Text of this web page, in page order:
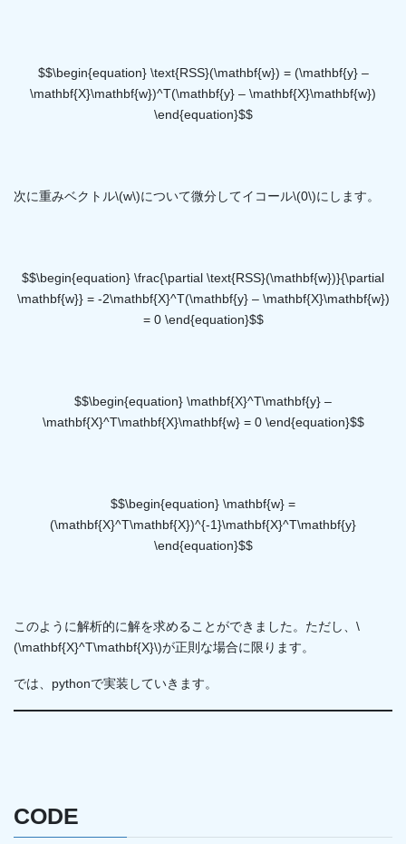
$$\begin{equation} \text{RSS}(\mathbf{w}) = (\mathbf{y} –
\mathbf{X}\mathbf{w})^T(\mathbf{y} – \mathbf{X}\mathbf{w})
\end{equation}$$
次に重みベクトル\(w\)について微分してイコール\(0\)にします。
$$\begin{equation} \frac{\partial \text{RSS}(\mathbf{w})}{\partial
\mathbf{w}} = -2\mathbf{X}^T(\mathbf{y} – \mathbf{X}\mathbf{w})
= 0 \end{equation}$$
$$\begin{equation} \mathbf{X}^T\mathbf{y} –
\mathbf{X}^T\mathbf{X}\mathbf{w} = 0 \end{equation}$$
$$\begin{equation} \mathbf{w} =
(\mathbf{X}^T\mathbf{X})^{-1}\mathbf{X}^T\mathbf{y}
\end{equation}$$
このように解析的に解を求めることができました。ただし、\
(\mathbf{X}^T\mathbf{X}\)が正則な場合に限ります。
では、pythonで実装していきます。
CODE